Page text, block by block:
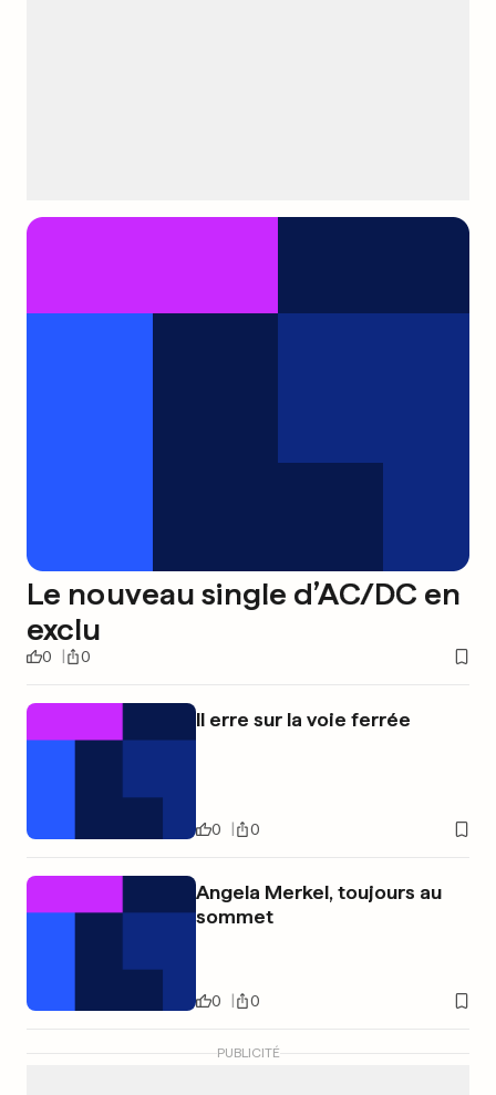
Le nouveau single d’AC/DC en
exclu
0 0
Il erre sur la voie ferrée
0 0
Angela Merkel, toujours au
sommet
0 0
PUBLICITÉ